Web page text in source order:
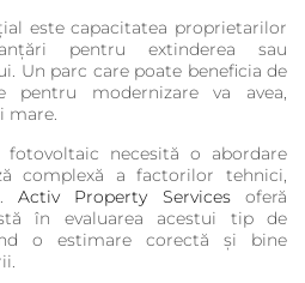
este capacitatea proprietarilor
pentru extinderea sau
Un parc care poate beneficia de
pentru modernizare va avea,
mare.
fotovoltaic necesită o abordare
complexă a factorilor tehnici,
Activ Property Servicesoferă
în evaluarea acestui tip de
o estimare corectă și bine